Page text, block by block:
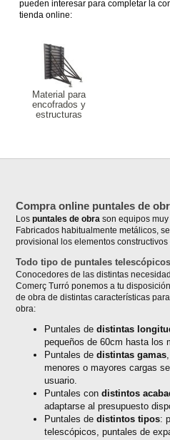
pueden interesar para completar la
tienda online:
Material para
encofrados y
estructuras
Compra online puntales de
Lospuntales de obra son equipos
Fabricados habitualmente metálicos,
provisional los elementos
Todo tipo de puntales
Conocedores de las distintas
Comerç Turró ponemos a tu
de obra de distintas características
obra:
Puntales dedistintas
pequeños de 60cm hasta los
Puntales dedistintas gamas
menores o mayores cargas
usuario.
Puntales condistintos
adaptarse al presupuesto
Puntales dedistintos tipos:
telescópicos, puntales de